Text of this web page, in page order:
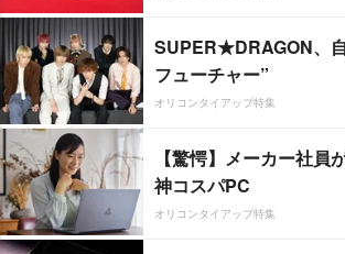
SUPER★DRAGON、
フューチャー”
オリコンタイアップ特集
【驚愕】メーカー社員
神コスパPC
オリコンタイアップ特集